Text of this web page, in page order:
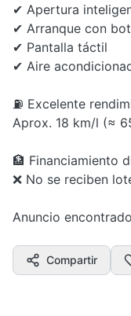
✔ Apertura
✔ Arranque con
✔ Pantalla táctil
✔ Aire
⛽ Excelente
Aprox. 18 km/l (≈
🏦 Financiamiento
❌ No se reciben
Anuncio
Compartir